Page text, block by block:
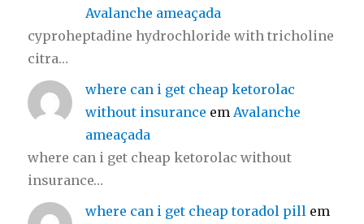
Avalanche ameaçada
cyproheptadine hydrochloride with tricholine
citra…
where can i get cheap ketorolac
without insurance em Avalanche
ameaçada
where can i get cheap ketorolac without
insurance…
where can i get cheap toradol pill em